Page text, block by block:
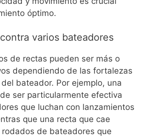
óptimo.
varios bateadores
de rectas pueden ser más o
dependiendo de las fortalezas
bateador. Por ejemplo, una
ser particularmente efectiva
que luchan con lanzamientos
que una recta que cae
de bateadores que